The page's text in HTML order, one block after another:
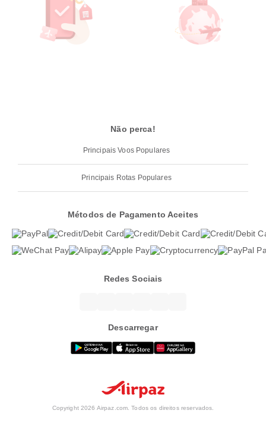
Não perca!
Principais Voos Populares
Principais Rotas Populares
Métodos de Pagamento Aceites
Redes Sociais
Descarregar
Copyright 2026 Airpaz.com. Todos os direitos reservados.